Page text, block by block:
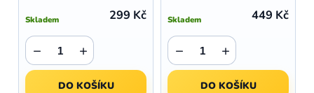
Skladem 299 Kč
+
−
DO KOŠÍKU
Skladem 449 Kč
+
−
DO KOŠÍKU